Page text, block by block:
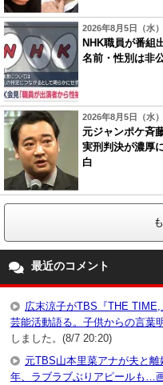
2026年8月5日（水
NHK職員が番組
名前・性別は非
2026年8月5日（水
元ジャンポケ斉
実刑判決が濃厚
白
最近のコメント
広末涼子がTBS『THE
芸能活動語る。子供からの言葉
しました。(8/7 20:20)
元TBS山本里菜アナが夫と
年、ラブラブぶりアピールも…